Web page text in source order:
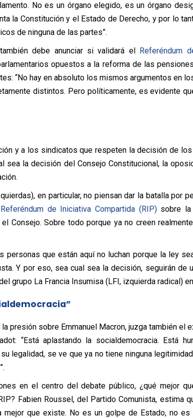
No es un órgano elegido, es un órgano
la Constitución y el Estado de Derecho, y por lo
de ninguna de las partes”.
debe anunciar si validará el Referéndum
opuestos a la reforma de las
“No hay en absoluto los mismos argumentos en
distintos. Pero políticamente, es evidente
y a los sindicatos que respeten la decisión de los
sea la decisión del Consejo Constitucional, la
en particular, no piensan dar la batalla por
Referéndum de Iniciativa Compartida (RIP)sobre la
Consejo. Sobre todo porque ya no creen
personas que están aquí no luchan porque la ley
Y por eso, sea cual sea la decisión, seguirán de
grupo La Francia Insumisa (LFI, izquierda radical)
la presión sobre Emmanuel Macron, juzga también el
“Está aplastando la socialdemocracia. Está
legalidad, se ve que ya no tiene ninguna
en el centro del debate público, ¿qué mejor
Fabien Roussel, del Partido Comunista, estima
mejor que existe. No es un golpe de Estado, no es